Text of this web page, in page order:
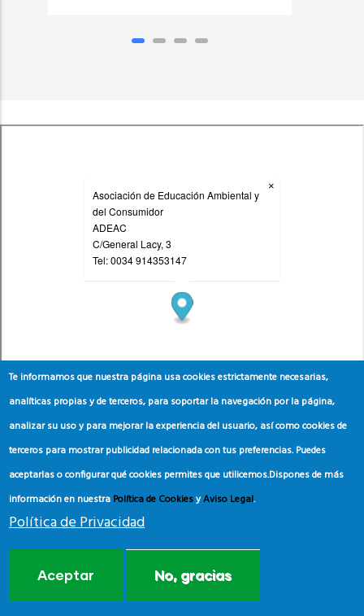
Te informamos que nuestra página usa cookies estrictamente necesarias,
analíticas propias y de terceros, para soportar la navegación por la página,
analizar su uso y para mejorar la experiencia del usuario, así como cookies de
terceros para mostrar publicidad relacionada con tus preferencias. Puedes
aceptarlas o configurar qué cookies permites que utilicemos.Dispones de más
información en nuestra Política de CookiesyAviso Legal.
Política de Privacidad
Aceptar No, gracias